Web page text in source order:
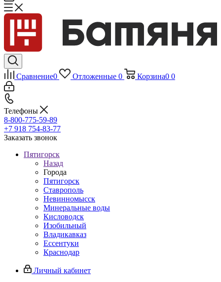
Сравнение0 Отложенные 0 Корзина0 0
Телефоны
8-800-775-59-89
+7 918 754-83-77
Заказать звонок
Пятигорск
Назад
Города
Пятигорск
Ставрополь
Невинномысск
Минеральные воды
Кисловодск
Изобильный
Владикавказ
Ессентуки
Краснодар
Личный кабинет